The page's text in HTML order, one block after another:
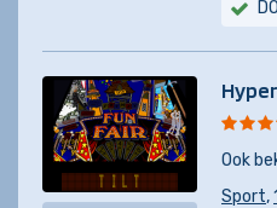
Ook
Sport,